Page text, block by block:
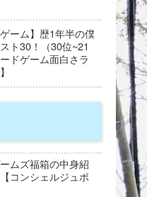
ゲーム】歴1年半の僕
ト30！（30位~21
ドゲーム面白さラ
ムズ福箱の中身紹
コンシェルジュボ